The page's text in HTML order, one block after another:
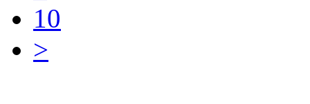
10
>